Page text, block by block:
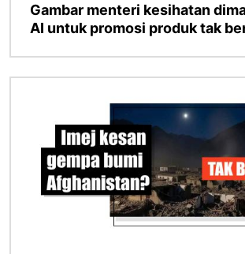
Gambar menteri kesihatan
AI untuk promosi produk tak